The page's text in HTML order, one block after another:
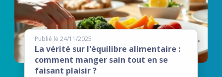
Publié le 24/11/2025
La vérité sur l'équilibre alimentaire :
comment manger sain tout en se
faisant plaisir ?